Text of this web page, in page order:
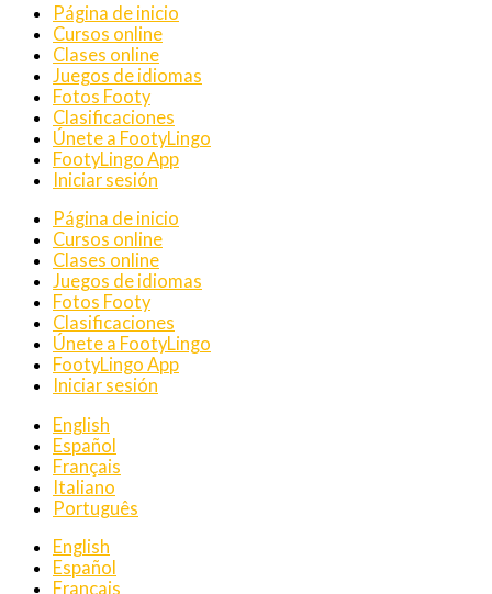
Página de inicio
Cursos online
Clases online
Juegos de idiomas
Fotos Footy
Clasificaciones
Únete a FootyLingo
FootyLingo App
Iniciar sesión
Página de inicio
Cursos online
Clases online
Juegos de idiomas
Fotos Footy
Clasificaciones
Únete a FootyLingo
FootyLingo App
Iniciar sesión
English
Español
Français
Italiano
Português
English
Español
Français